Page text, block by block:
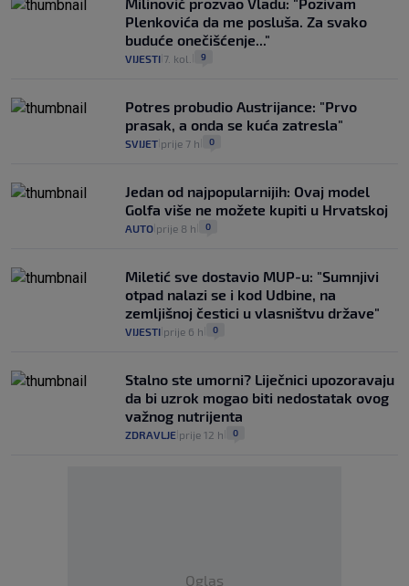
Plenkovića da me posluša. Za svako
buduće onečišćenje..."
VIJESTI 7. kol. 9
Potres probudio Austrijance: "Prvo
prasak, a onda se kuća zatresla"
SVIJET prije 7 h 0
Jedan od najpopularnijih: Ovaj model
Golfa više ne možete kupiti u Hrvatskoj
AUTO prije 8 h 0
Miletić sve dostavio MUP-u: "Sumnjivi
otpad nalazi se i kod Udbine, na
zemljišnoj čestici u vlasništvu države"
VIJESTI prije 6 h 0
Stalno ste umorni? Liječnici upozoravaju
da bi uzrok mogao biti nedostatak ovog
važnog nutrijenta
ZDRAVLJE prije 12 h 0
Oglas